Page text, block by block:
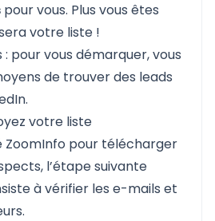
pour vous. Plus vous êtes
votre liste !
: pour vous démarquer, vous
de trouver des leads
votre liste
ZoomInfo pour télécharger
l’étape suivante
à vérifier les e-mails et